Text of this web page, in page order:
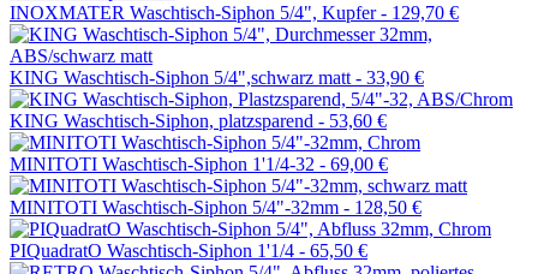
INOXMATER Waschtisch-Siphon 5/4", Kupfer - 129,70 €
KING Waschtisch-Siphon 5/4",schwarz matt - 33,90 €
KING Waschtisch-Siphon, platzsparend - 53,60 €
MINITOTI Waschtisch-Siphon 1'1/4-32 - 69,00 €
MINITOTI Waschtisch-Siphon 5/4"-32mm - 128,50 €
PIQuadratO Waschtisch-Siphon 1'1/4 - 65,50 €